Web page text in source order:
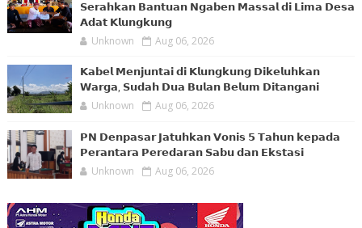
𝗦𝗲𝗿𝗮𝗵𝗸𝗮𝗻 𝗕𝗮𝗻𝘁𝘂𝗮𝗻 𝗡𝗴𝗮𝗯𝗲𝗻 𝗠𝗮𝘀𝘀𝗮𝗹 𝗱𝗶 𝗟𝗶𝗺𝗮 𝗗𝗲𝘀𝗮
𝗔𝗱𝗮𝘁 𝗞𝗹𝘂𝗻𝗴𝗸𝘂𝗻𝗴
Unknown Aug 06, 2026
𝗞𝗮𝗯𝗲𝗹 𝗠𝗲𝗻𝗷𝘂𝗻𝘁𝗮𝗶 𝗱𝗶 𝗞𝗹𝘂𝗻𝗴𝗸𝘂𝗻𝗴 𝗗𝗶𝗸𝗲𝗹𝘂𝗵𝗸𝗮𝗻
𝗪𝗮𝗿𝗴𝗮, 𝗦𝘂𝗱𝗮𝗵 𝗗𝘂𝗮 𝗕𝘂𝗹𝗮𝗻 𝗕𝗲𝗹𝘂𝗺 𝗗𝗶𝘁𝗮𝗻𝗴𝗮𝗻𝗶
Unknown Aug 06, 2026
𝗣𝗡 𝗗𝗲𝗻𝗽𝗮𝘀𝗮𝗿 𝗝𝗮𝘁𝘂𝗵𝗸𝗮𝗻 𝗩𝗼𝗻𝗶𝘀 𝟱 𝗧𝗮𝗵𝘂𝗻 𝗸𝗲𝗽𝗮𝗱𝗮
𝗣𝗲𝗿𝗮𝗻𝘁𝗮𝗿𝗮 𝗣𝗲𝗿𝗲𝗱𝗮𝗿𝗮𝗻 𝗦𝗮𝗯𝘂 𝗱𝗮𝗻 𝗘𝗸𝘀𝘁𝗮𝘀𝗶
Unknown Aug 06, 2026